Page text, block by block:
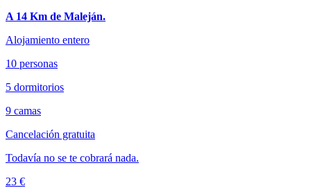
A 14 Km de Maleján.
Alojamiento entero
10 personas
5 dormitorios
9 camas
Cancelación gratuita
Todavía no se te cobrará nada.
23 €